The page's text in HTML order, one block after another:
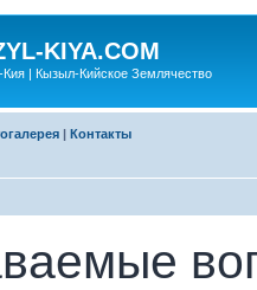
KIYA.COM
| Кызыл-Кийское Землячество
| Контакты